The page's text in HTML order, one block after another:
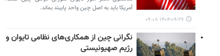
آمریکا باید به اصل چین واحد پایبند بماند.
۱۴۰۴-۰۹-۲۶ ۰۹:۰۸
نگرانی چین از همکاری‌های نظامی تایوان و
رژیم صهیونیستی